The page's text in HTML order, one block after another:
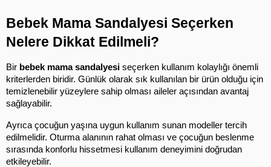
Bebek Mama Sandalyesi Seçerken
Nelere Dikkat Edilmeli?
Bir bebek mama sandalyesi seçerken kullanım kolaylığı önemli
kriterlerden biridir. Günlük olarak sık kullanılan bir ürün olduğu için
temizlenebilir yüzeylere sahip olması aileler açısından avantaj
sağlayabilir.
Ayrıca çocuğun yaşına uygun kullanım sunan modeller tercih
edilmelidir. Oturma alanının rahat olması ve çocuğun beslenme
sırasında konforlu hissetmesi kullanım deneyimini doğrudan
etkileyebilir.